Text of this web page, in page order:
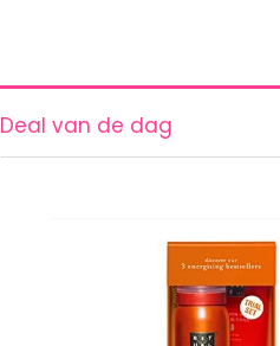
Deal van de dag